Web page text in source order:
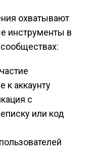
охватывают
инструменты в
к аккаунту
с
или код